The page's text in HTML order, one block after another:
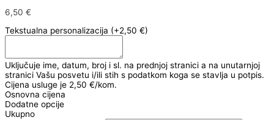
6,50 €
Tekstualna personalizacija (+2,50 €)
Uključuje ime, datum, broj i sl. na prednjoj stranici a na unutarnjoj
stranici Vašu posvetu i/ili stih s podatkom koga se stavlja u potpis.
Cijena usluge je 2,50 €/kom.
Osnovna cijena
Dodatne opcije
Ukupno